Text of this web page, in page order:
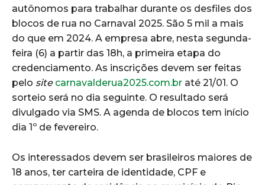
autônomos para trabalhar durante os desfiles dos
blocos de rua no Carnaval 2025. São 5 mil a mais
do que em 2024. A empresa abre, nesta segunda-
feira (6) a partir das 18h, a primeira etapa do
credenciamento. As inscrições devem ser feitas
pelo site carnavalderua2025.com.br até 21/01. O
sorteio será no dia seguinte. O resultado será
divulgado via SMS. A agenda de blocos tem início
dia 1º de fevereiro.
Os interessados devem ser brasileiros maiores de
18 anos, ter carteira de identidade, CPF e